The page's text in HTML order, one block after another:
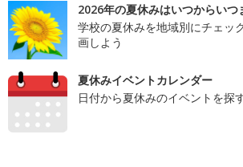
2026年の夏休みはいつからいつ
学校の夏休みを地域別にチェッ
画しよう
夏休みイベントカレンダー
日付から夏休みのイベントを探